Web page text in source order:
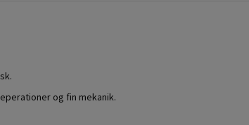
og fin mekanik.